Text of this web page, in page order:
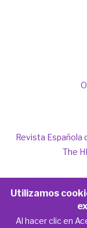
Revista Española
The
Utilizamos
Al hacer clic en